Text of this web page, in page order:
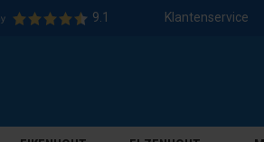
9.1 Klantenservice